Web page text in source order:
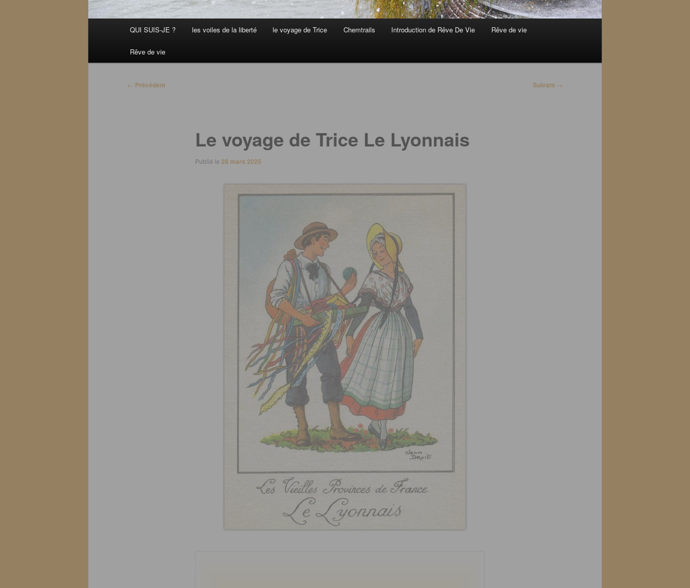
QUI SUIS-JE ? les voiles de la liberté le voyage de Trice Chemtrails Introduction de Rêve De Vie Rêve de vie
Rêve de vie
Navigation
← Précédent Suivant →
Le voyage de Trice Le Lyonnais
Publié le 28 mars 2025